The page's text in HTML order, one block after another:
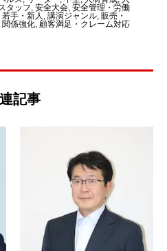
タッフ, 安全大会, 安全管理・労働
若手・新人 , 講演ジャンル, 販売・
関係強化, 顧客満足・クレーム対応
記事